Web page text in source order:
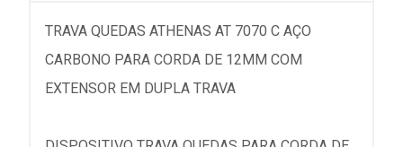
TRAVA QUEDAS ATHENAS AT 7070 C AÇO
CARBONO PARA CORDA DE 12MM COM
EXTENSOR EM DUPLA TRAVA